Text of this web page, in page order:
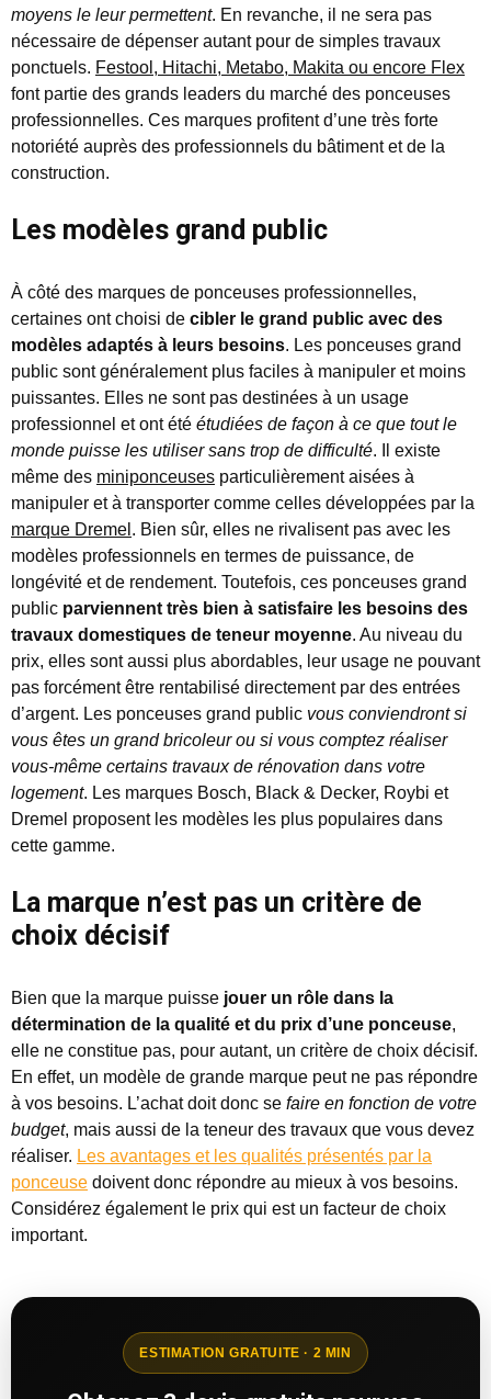
moyens le leur permettent. En revanche, il ne sera pas
nécessaire de dépenser autant pour de simples travaux
ponctuels. Festool, Hitachi, Metabo, Makita ou encore Flex
font partie des grands leaders du marché des ponceuses
professionnelles. Ces marques profitent d’une très forte
notoriété auprès des professionnels du bâtiment et de la
construction.
Les modèles grand public
À côté des marques de ponceuses professionnelles,
certaines ont choisi de cibler le grand public avec des
modèles adaptés à leurs besoins. Les ponceuses grand
public sont généralement plus faciles à manipuler et moins
puissantes. Elles ne sont pas destinées à un usage
professionnel et ont été étudiées de façon à ce que tout le
monde puisse les utiliser sans trop de difficulté. Il existe
même des miniponceuses particulièrement aisées à
manipuler et à transporter comme celles développées par la
marque Dremel . Bien sûr, elles ne rivalisent pas avec les
modèles professionnels en termes de puissance, de
longévité et de rendement. Toutefois, ces ponceuses grand
public parviennent très bien à satisfaire les besoins des
travaux domestiques de teneur moyenne. Au niveau du
prix, elles sont aussi plus abordables, leur usage ne pouvant
pas forcément être rentabilisé directement par des entrées
d’argent. Les ponceuses grand public vous conviendront si
vous êtes un grand bricoleur ou si vous comptez réaliser
vous-même certains travaux de rénovation dans votre
logement. Les marques Bosch, Black & Decker, Roybi et
Dremel proposent les modèles les plus populaires dans
cette gamme.
La marque n’est pas un critère de
choix décisif
Bien que la marque puisse jouer un rôle dans la
détermination de la qualité et du prix d’une ponceuse,
elle ne constitue pas, pour autant, un critère de choix décisif.
En effet, un modèle de grande marque peut ne pas répondre
à vos besoins. L’achat doit donc se faire en fonction de votre
budget, mais aussi de la teneur des travaux que vous devez
réaliser. Les avantages et les qualités présentés par la
ponceuse doivent donc répondre au mieux à vos besoins.
Considérez également le prix qui est un facteur de choix
important.
ESTIMATION GRATUITE · 2 MIN